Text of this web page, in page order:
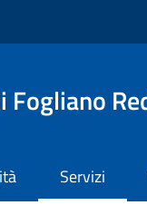
Fogliano
Servizi